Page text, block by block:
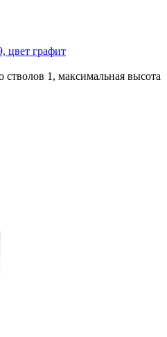
цвет графит
стволов 1, максимальная высота